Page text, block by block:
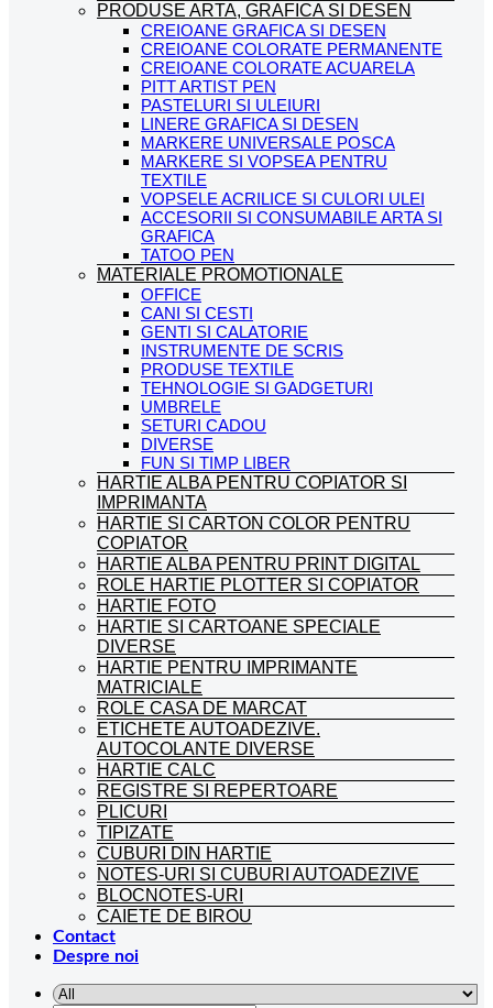
PRODUSE ARTA, GRAFICA SI DESEN
CREIOANE GRAFICA SI DESEN
CREIOANE COLORATE PERMANENTE
CREIOANE COLORATE ACUARELA
PITT ARTIST PEN
PASTELURI SI ULEIURI
LINERE GRAFICA SI DESEN
MARKERE UNIVERSALE POSCA
MARKERE SI VOPSEA PENTRU
TEXTILE
VOPSELE ACRILICE SI CULORI ULEI
ACCESORII SI CONSUMABILE ARTA SI
GRAFICA
TATOO PEN
MATERIALE PROMOTIONALE
OFFICE
CANI SI CESTI
GENTI SI CALATORIE
INSTRUMENTE DE SCRIS
PRODUSE TEXTILE
TEHNOLOGIE SI GADGETURI
UMBRELE
SETURI CADOU
DIVERSE
FUN SI TIMP LIBER
HARTIE ALBA PENTRU COPIATOR SI
IMPRIMANTA
HARTIE SI CARTON COLOR PENTRU
COPIATOR
HARTIE ALBA PENTRU PRINT DIGITAL
ROLE HARTIE PLOTTER SI COPIATOR
HARTIE FOTO
HARTIE SI CARTOANE SPECIALE
DIVERSE
HARTIE PENTRU IMPRIMANTE
MATRICIALE
ROLE CASA DE MARCAT
ETICHETE AUTOADEZIVE.
AUTOCOLANTE DIVERSE
HARTIE CALC
REGISTRE SI REPERTOARE
PLICURI
TIPIZATE
CUBURI DIN HARTIE
NOTES-URI SI CUBURI AUTOADEZIVE
BLOCNOTES-URI
CAIETE DE BIROU
Contact
Despre noi